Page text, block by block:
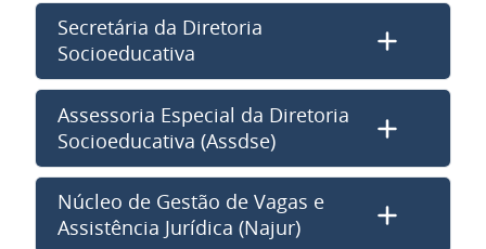
Secretária da Diretoria
Socioeducativa
Assessoria Especial da Diretoria
Socioeducativa (Assdse)
Núcleo de Gestão de Vagas e
Assistência Jurídica (Najur)